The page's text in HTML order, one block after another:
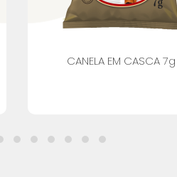
CANELA EM CASCA 7g